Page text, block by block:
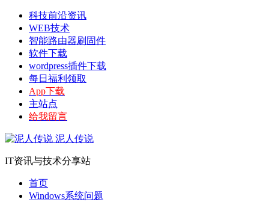
科技前沿资讯
WEB技术
智能路由器刷固件
软件下载
wordpress插件下载
每日福利领取
App下载
主站点
给我留言
泥人传说
IT资讯与技术分享站
首页
Windows系统问题